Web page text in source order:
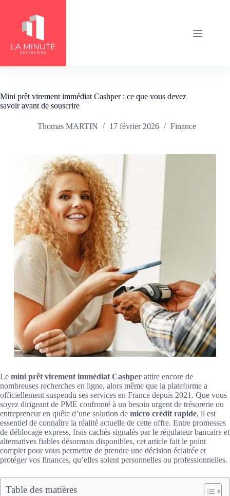
contenu
Mini prêt virement immédiat Cashper : ce que vous devez
savoir avant de souscrire
Thomas MARTIN 17 février 2026 Finance
Le mini prêt virement immédiat Cashper attire encore de
nombreuses recherches en ligne, alors même que la plateforme a
officiellement suspendu ses services en France depuis 2021. Que vous
soyez dirigeant de PME confronté à un besoin urgent de trésorerie ou
entrepreneur en quête d’une solution de micro crédit rapide, il est
essentiel de connaître la réalité actuelle de cette offre. Entre promesses
de déblocage express, frais cachés signalés par le régulateur bancaire et
alternatives fiables désormais disponibles, cet article fait le point
complet pour vous permettre de prendre une décision éclairée et
protéger vos finances, qu’elles soient personnelles ou professionnelles.
Table des matières